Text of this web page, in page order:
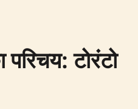
परिचय: टोरंटो